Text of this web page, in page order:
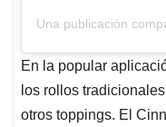
Una publicación
En la popular
los rollos
otros toppings. El